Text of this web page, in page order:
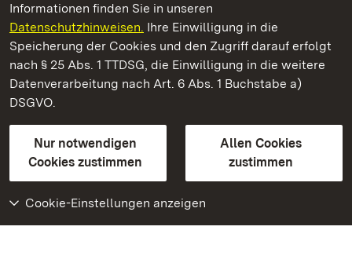
Informationen finden Sie in unseren
Datenschutzhinweisen. Ihre Einwilligung in die
Speicherung der Cookies und den Zugriff darauf erfolgt
nach § 25 Abs. 1 TTDSG, die Einwilligung in die weitere
Datenverarbeitung nach Art. 6 Abs. 1 Buchstabe a)
DSGVO.
Nur notwendigen
Cookies zustimmen
Allen Cookies
zustimmen
Cookie-Einstellungen anzeigen
Kloster und Schloss Bebenhausen
Staatliche Schlösser und Gärten Baden-Württemberg
Kontakt
GebärdenspracheLeichte Sprache
Erklärung zur Barrierefreiheit
BITV-konform (geprüfte Seiten)
Weiteres